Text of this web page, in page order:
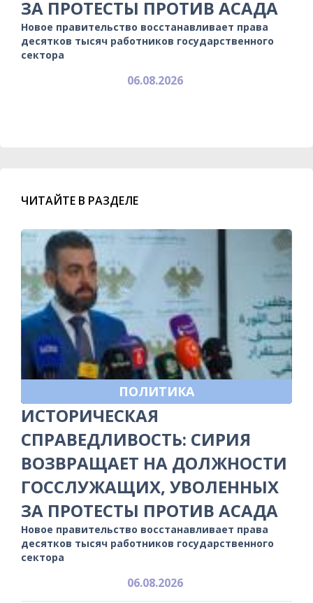
ЗА ПРОТЕСТЫ ПРОТИВ АСАДА
Новое правительство восстанавливает права
десятков тысяч работников государственного
сектора
06.08.2026
ЧИТАЙТЕ В РАЗДЕЛЕ
ПОЛИТИКА
ИСТОРИЧЕСКАЯ
СПРАВЕДЛИВОСТЬ: СИРИЯ
ВОЗВРАЩАЕТ НА ДОЛЖНОСТИ
ГОССЛУЖАЩИХ, УВОЛЕННЫХ
ЗА ПРОТЕСТЫ ПРОТИВ АСАДА
Новое правительство восстанавливает права
десятков тысяч работников государственного
сектора
06.08.2026